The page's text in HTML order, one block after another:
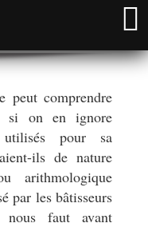
peut comprendre
si on en ignore
pour sa
ils de nature
arithmologique
par les bâtisseurs
faut avant